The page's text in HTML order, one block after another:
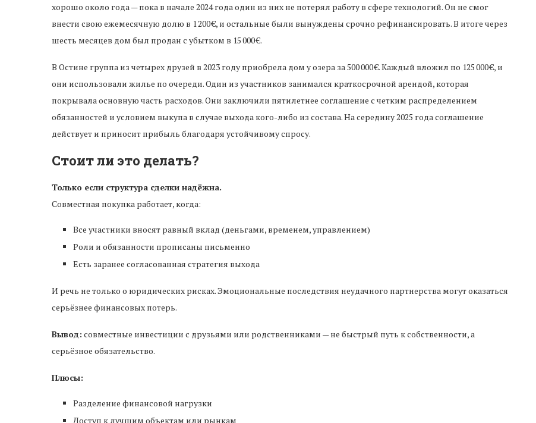
хорошо около года — пока в начале 2024 года один из них не потерял работу в сфере технологий. Он не смог
внести свою ежемесячную долю в 1 200 €, и остальные были вынуждены срочно рефинансировать. В итоге через
шесть месяцев дом был продан с убытком в 15 000 €.
В Остине группа из четырех друзей в 2023 году приобрела дом у озера за 500 000 €. Каждый вложил по 125 000 €, и
они использовали жилье по очереди. Один из участников занимался краткосрочной арендой, которая
покрывала основную часть расходов. Они заключили пятилетнее соглашение с четким распределением
обязанностей и условием выкупа в случае выхода кого-либо из состава. На середину 2025 года соглашение
действует и приносит прибыль благодаря устойчивому спросу.
Стоит ли это делать?
Только если структура сделки надёжна.
Совместная покупка работает, когда:
Все участники вносят равный вклад (деньгами, временем, управлением)
Роли и обязанности прописаны письменно
Есть заранее согласованная стратегия выхода
И речь не только о юридических рисках. Эмоциональные последствия неудачного партнерства могут оказаться
серьёзнее финансовых потерь.
Вывод: совместные инвестиции с друзьями или родственниками — не быстрый путь к собственности, а
серьёзное обязательство.
Плюсы:
Разделение финансовой нагрузки
Доступ к лучшим объектам или рынкам